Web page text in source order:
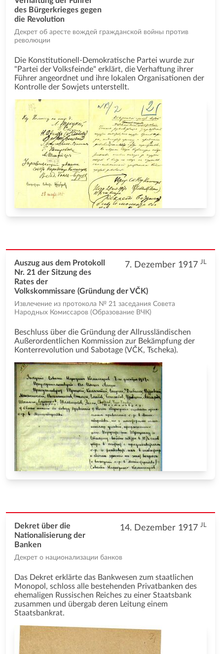
des Bürgerkrieges gegen
die Revolution
Декрет об аресте вождей гражданской войны против
революции
Die Konstitutionell-Demokratische Partei wurde zur
"Partei der Volksfeinde" erklärt, die Verhaftung ihrer
Führer angeordnet und ihre lokalen Organisationen der
Kontrolle der Sowjets unterstellt.
7. Dezember 1917JL
Auszug aus dem Protokoll
Nr. 21 der Sitzung des
Rates der
Volkskommissare (Gründung der VČK)
Извлечение из протокола № 21 заседания Совета
Народных Комиссаров (Образование ВЧК)
Beschluss über die Gründung der Allrussländischen
Außerordentlichen Kommission zur Bekämpfung der
Konterrevolution und Sabotage (VČK, Tscheka).
14. Dezember 1917JL
Dekret über die
Nationalisierung der
Banken
Декрет о национализации банков
Das Dekret erklärte das Bankwesen zum staatlichen
Monopol, schloss alle bestehenden Privatbanken des
ehemaligen Russischen Reiches zu einer Staatsbank
zusammen und übergab deren Leitung einem
Staatsbankrat.